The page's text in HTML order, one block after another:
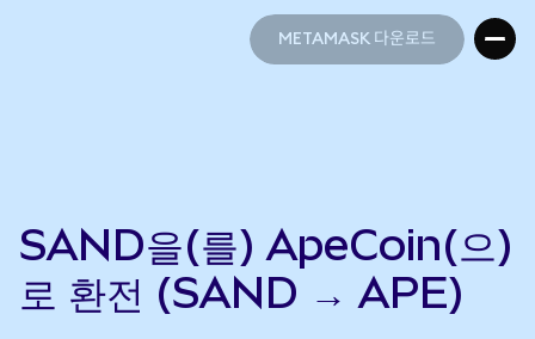
METAMASK 다운로드
SAND을(를) ApeCoin(으)
로 환전 (SAND → APE)